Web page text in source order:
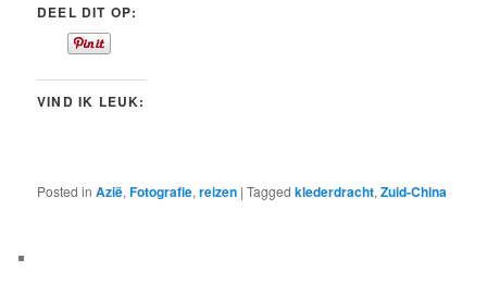
DEEL DIT OP:
VIND IK LEUK:
Posted in Azië,Fotografie,reizen |Tagged klederdracht,Zuid-China